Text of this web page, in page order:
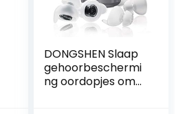
DONGSHEN Slaap
gehoorbeschermi
ng oordopjes om